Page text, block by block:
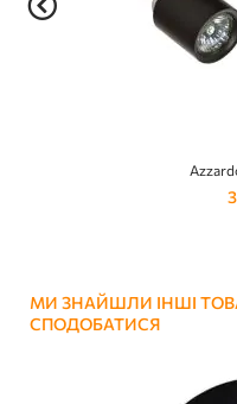
МИ ЗНАЙШЛИ ІНШІ
СПОДОБАТИСЯ